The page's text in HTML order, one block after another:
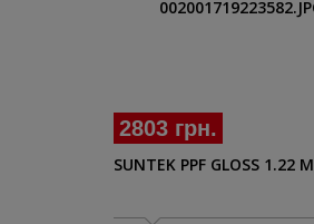
2803 грн.
SUNTEK PPF GLOSS 1.22 M